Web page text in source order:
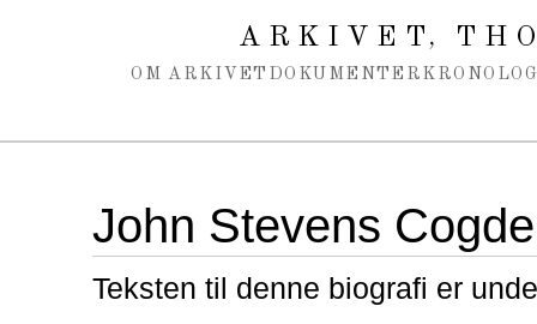
ARKIVET,
OM ARKIVET DOKUMENTER
John Stevens
Teksten til denne biografi er